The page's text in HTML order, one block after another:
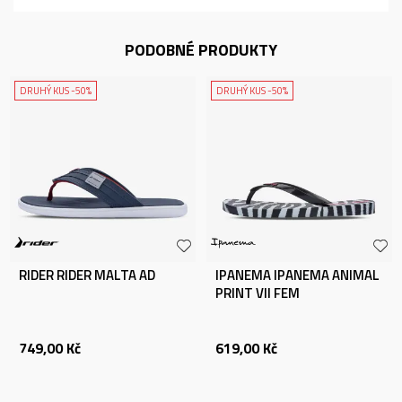
PODOBNÉ PRODUKTY
DRUHÝ KUS -50%
RIDER RIDER MALTA AD
749,00 Kč
DRUHÝ KUS -50%
IPANEMA IPANEMA ANIMAL
PRINT VII FEM
619,00 Kč